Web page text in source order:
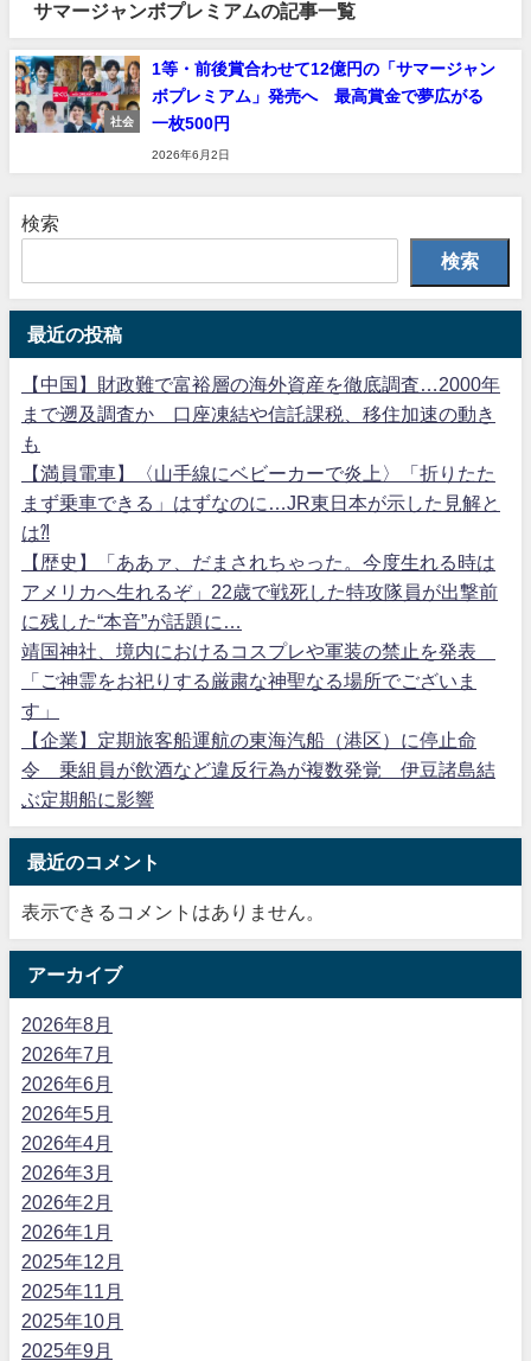
サマージャンボプレミアムの記事一覧
社会
1等・前後賞合わせて12億円の「サマージャン
ボプレミアム」発売へ 最高賞金で夢広がる
一枚500円
2026年6月2日
検索
検索
最近の投稿
【中国】財政難で富裕層の海外資産を徹底調査…2000年
まで遡及調査か 口座凍結や信託課税、移住加速の動き
も
【満員電車】〈山手線にベビーカーで炎上〉「折りたた
まず乗車できる」はずなのに…JR東日本が示した見解と
は⁈
【歴史】「ああァ、だまされちゃった。今度生れる時は
アメリカへ生れるぞ」22歳で戦死した特攻隊員が出撃前
に残した“本音”が話題に…
靖国神社、境内におけるコスプレや軍装の禁止を発表
「ご神霊をお祀りする厳粛な神聖なる場所でございま
す」
【企業】定期旅客船運航の東海汽船（港区）に停止命
令 乗組員が飲酒など違反行為が複数発覚 伊豆諸島結
ぶ定期船に影響
最近のコメント
表示できるコメントはありません。
アーカイブ
2026年8月
2026年7月
2026年6月
2026年5月
2026年4月
2026年3月
2026年2月
2026年1月
2025年12月
2025年11月
2025年10月
2025年9月